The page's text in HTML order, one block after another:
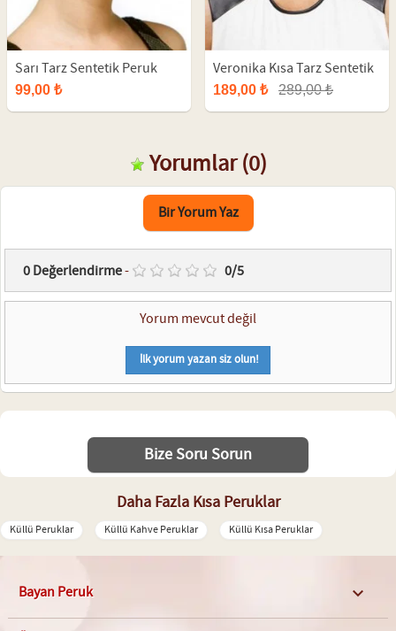
Sarı Tarz Sentetik Peruk
99,00 ₺
Veronika Kısa Tarz Sentetik
Fiber Peruk
189,00 ₺ 289,00 ₺
Yorumlar(0)
Bir Yorum Yaz
0Değerlendirme- 0/5
Yorum mevcut değil
İlk yorum yazan siz olun!
Bize Soru Sorun
Daha Fazla Kısa Peruklar
Küllü Peruklar Küllü Kahve Peruklar Küllü Kısa Peruklar
Bayan Peruk 